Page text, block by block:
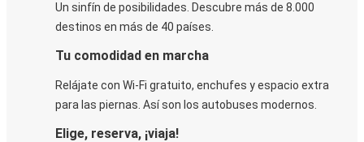
Un sinfín de posibilidades. Descubre más de 8.000
destinos en más de 40 países.
Tu comodidad en marcha
Relájate con Wi-Fi gratuito, enchufes y espacio extra
para las piernas. Así son los autobuses modernos.
Elige, reserva, ¡viaja!